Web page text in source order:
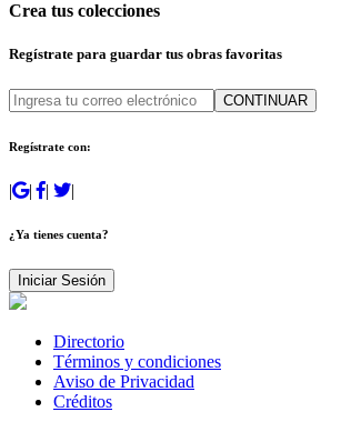
Crea tus colecciones
Regístrate para guardar tus obras favoritas
CONTINUAR
Regístrate con:
| | | |
¿Ya tienes cuenta?
Iniciar Sesión
Directorio
Términos y condiciones
Aviso de Privacidad
Créditos